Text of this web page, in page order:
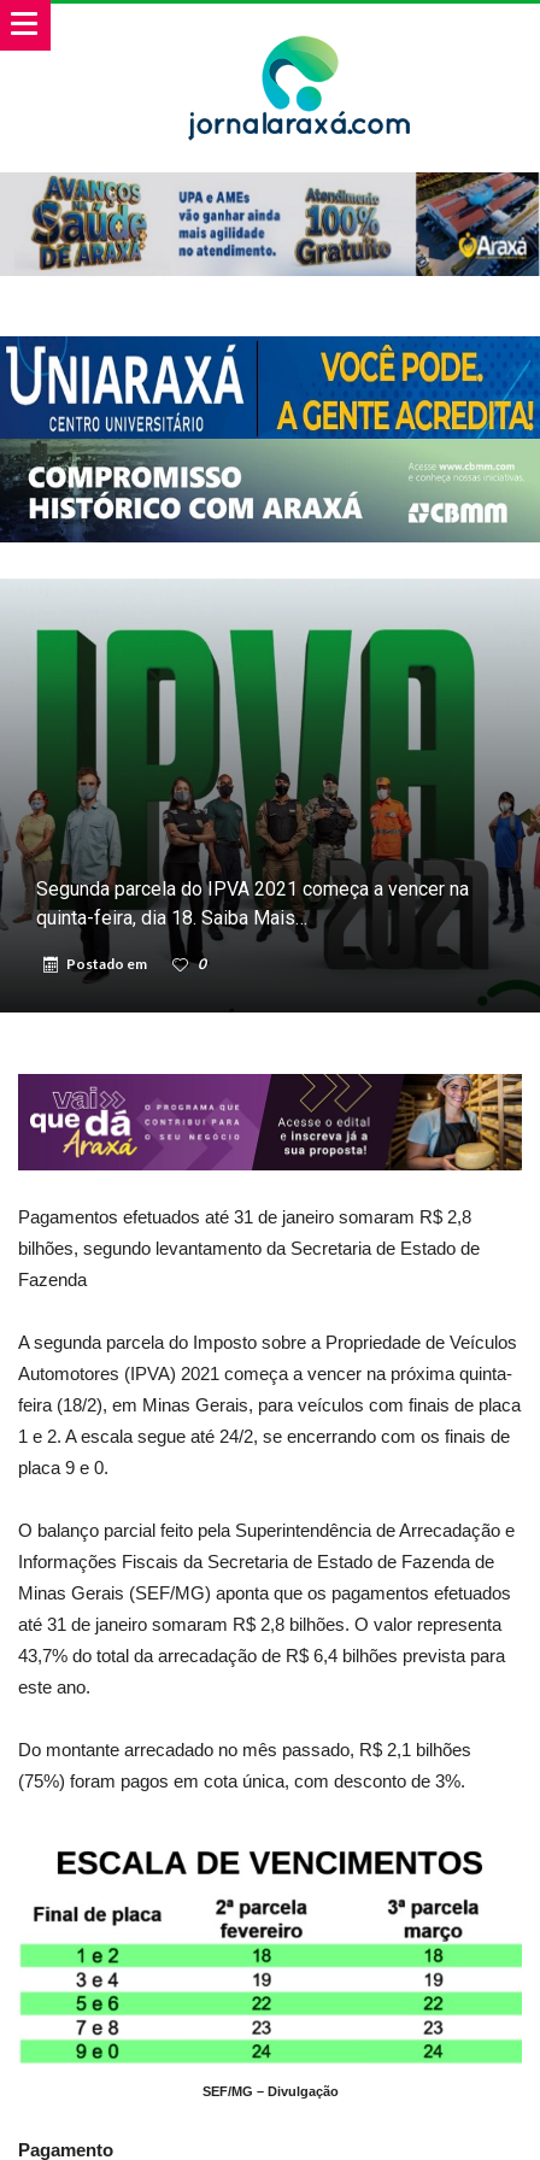
Segunda parcela do IPVA 2021 começa a vencer na
quinta-feira, dia 18. Saiba Mais…
Postado em 0
Pagamentos efetuados até 31 de janeiro somaram R$ 2,8
bilhões, segundo levantamento da Secretaria de Estado de
Fazenda
A segunda parcela do Imposto sobre a Propriedade de Veículos
Automotores (IPVA) 2021 começa a vencer na próxima quinta-
feira (18/2), em Minas Gerais, para veículos com finais de placa
1 e 2. A escala segue até 24/2, se encerrando com os finais de
placa 9 e 0.
O balanço parcial feito pela Superintendência de Arrecadação e
Informações Fiscais da Secretaria de Estado de Fazenda de
Minas Gerais (SEF/MG) aponta que os pagamentos efetuados
até 31 de janeiro somaram R$ 2,8 bilhões. O valor representa
43,7% do total da arrecadação de R$ 6,4 bilhões prevista para
este ano.
Do montante arrecadado no mês passado, R$ 2,1 bilhões
(75%) foram pagos em cota única, com desconto de 3%.
SEF/MG – Divulgação
Pagamento